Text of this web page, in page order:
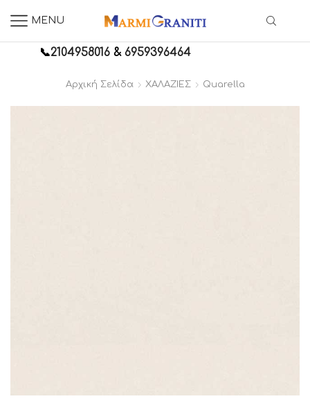
MENU
📞2104958016 &6959396464
Αρχική Σελίδα ΧΑΛΑΖΙΕΣ Quarella